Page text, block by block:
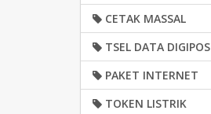
CETAK MASSAL
TSEL DATA DIGIPOS
PAKET INTERNET
TOKEN LISTRIK